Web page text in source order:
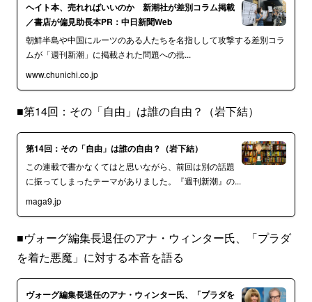
ヘイト本、売れればいいのか 新潮社が差別コラム掲載
／書店が偏見助長本PR：中日新聞Web
朝鮮半島や中国にルーツのある人たちを名指しして攻撃する差別コラ
ムが「週刊新潮」に掲載された問題への批...
www.chunichi.co.jp
■第14回：その「自由」は誰の自由？（岩下結）
第14回：その「自由」は誰の自由？（岩下結）
この連載で書かなくてはと思いながら、前回は別の話題
に振ってしまったテーマがありました。『週刊新潮』の...
maga9.jp
■ヴォーグ編集長退任のアナ・ウィンター氏、「プラダ
を着た悪魔」に対する本音を語る
ヴォーグ編集長退任のアナ・ウィンター氏、「プラダを